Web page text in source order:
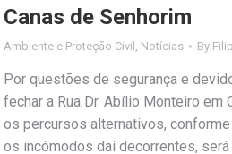
Canas de Senhorim
Ambiente e Proteção Civil Notícias By
Por questões de segurança e
fechar a Rua Dr. Abílio Monteiro
os percursos alternativos,
os incómodos daí decorrentes,